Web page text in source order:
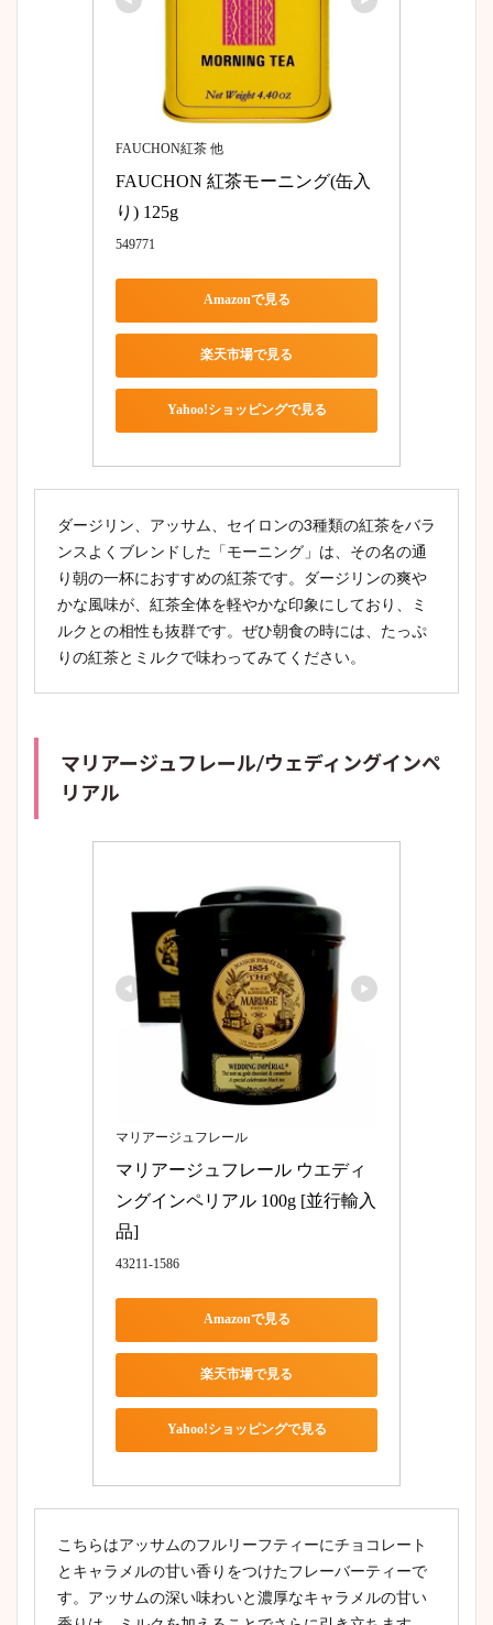
FAUCHON紅茶 他
FAUCHON 紅茶モーニング(缶入
り) 125g
549771
Amazonで見る
楽天市場で見る
Yahoo!ショッピングで見る
ダージリン、アッサム、セイロンの3種類の紅茶をバラ
ンスよくブレンドした「モーニング」は、その名の通
り朝の一杯におすすめの紅茶です。ダージリンの爽や
かな風味が、紅茶全体を軽やかな印象にしており、ミ
ルクとの相性も抜群です。ぜひ朝食の時には、たっぷ
りの紅茶とミルクで味わってみてください。
マリアージュフレール/ウェディングインペ
リアル
マリアージュフレール
マリアージュフレール ウエディ
ングインペリアル 100g [並行輸入
品]
43211-1586
Amazonで見る
楽天市場で見る
Yahoo!ショッピングで見る
こちらはアッサムのフルリーフティーにチョコレート
とキャラメルの甘い香りをつけたフレーバーティーで
す。アッサムの深い味わいと濃厚なキャラメルの甘い